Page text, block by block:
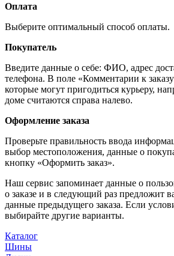
Оплата
Выберите оптимальный способ оплаты.
Покупатель
Введите данные о себе: ФИО, адрес
телефона. В поле «Комментарии к
которые могут пригодиться курьеру,
доме считаются справа налево.
Оформление заказа
Проверьте правильность ввода
выбор местоположения, данные о
кнопку «Оформить заказ».
Наш сервис запоминает данные о
о заказе и в следующий раз предложит
данные предыдущего заказа. Если
выбирайте другие варианты.
Каталог
Шины